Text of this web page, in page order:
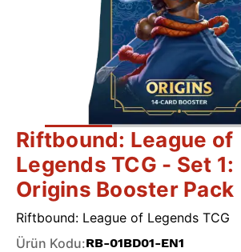
Riftbound: League of
Legends TCG - Set 1:
Origins Booster Pack
Riftbound: League of Legends TCG
Ürün Kodu:RB-01BD01-EN1